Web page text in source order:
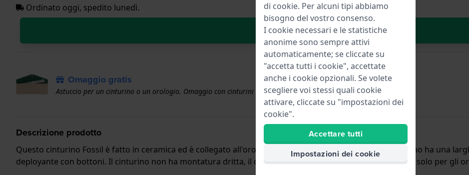
Ordinato oggi, spedito lunedì.
Aggiungi al carrello
Omaggio gratis
Astuccio per un cinturino o un orologio. Omaggio con cinturini superiori a € 50
Descrizione prodotto
Questo cinturino Fossil è fatto in ceramica ed è collegato all'orologio per mezzo di perni a molla. Il cinturino ha una
deployante con bottoni. Il cinturino non ha montatura dritta, il che significa che questo cinturino è adatto solo per gli
di cookie. Per alcuni tipi abbiamo
bisogno del vostro consenso.
I cookie necessari e le statistiche
anonime sono sempre attivi
automaticamente; se cliccate su
"accetta tutti i cookie", accettate
anche i cookie opzionali. Se volete
scegliere voi stessi quali cookie
attivare, cliccate su "impostazioni dei
cookie".
Accettare tutti
Impostazioni dei cookie